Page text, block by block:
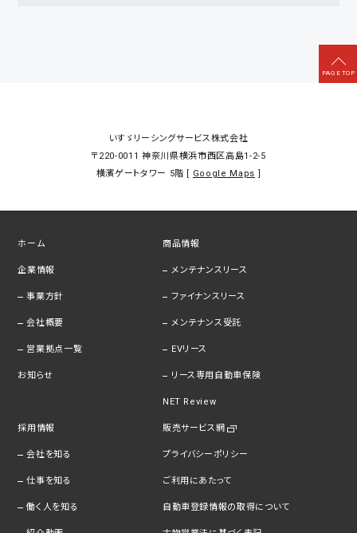
いすゞリーシングサービス株式会社
〒220-0011神奈川県横浜市西区高島1-2-5
横濱ゲートタワー 5階 [ Google Maps ]
ホーム
企業情報
事業方針
会社概要
営業拠点一覧
お知らせ
商品情報
メンテナンスリース
ファイナンスリース
メンテナンス受託
EVリース
リース専用自動車保険
NET Review
採用情報
会社を知る
仕事を知る
働く人を知る
販売サービス網
プライバシーポリシー
ご利用にあたって
自動車登録情報の取得について